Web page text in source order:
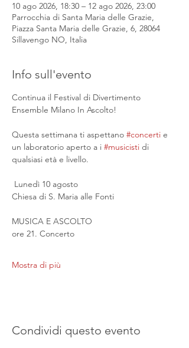
10 ago 2026, 18:30 – 12 ago 2026, 23:00
Parrocchia di Santa Maria delle Grazie,
Piazza Santa Maria delle Grazie, 6, 28064
Sillavengo NO, Italia
Info sull'evento
Continua il Festival di Divertimento
Ensemble Milano In Ascolto!
Questa settimana ti aspettano #concerti e
un laboratorio aperto a i #musicisti di
qualsiasi età e livello.
Lunedì 10 agosto
Chiesa di S. Maria alle Fonti
MUSICA E ASCOLTO
ore 21. Concerto
Mostra di più
Condividi questo evento